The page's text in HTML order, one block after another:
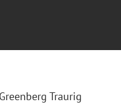
Greenberg Traurig